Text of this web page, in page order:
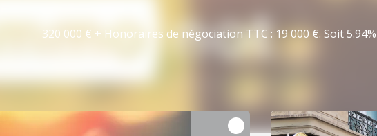
320 000 € + Honoraires de négociation TTC : 19 000 €. Soit